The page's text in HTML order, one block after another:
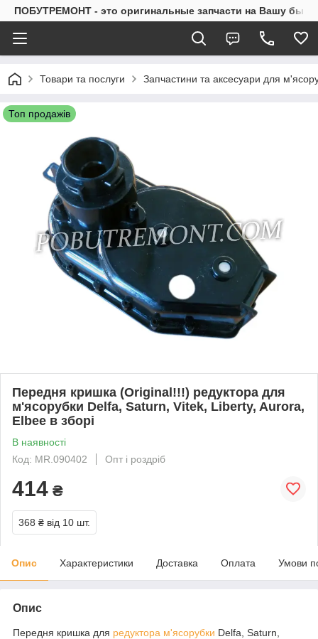
ПОБУТРЕМОНТ - это оригинальные запчасти на Вашу
Товари та послуги Запчастини та аксесуари для
Топ продажів
Передня кришка (Original!!!) редуктора для
м'ясорубки Delfa, Saturn, Vitek, Liberty, Aurora,
Elbee в зборі
В наявності
Код: MR.090402
Опт і роздріб
414 ₴
368 ₴ від 10 шт.
Опис Характеристики Доставка Оплата Умови
Опис
Передня кришка для редуктора м'ясорубки Delfa, Saturn,